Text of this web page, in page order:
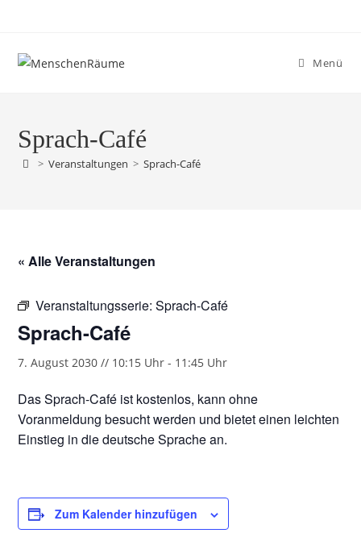
Menü
Sprach-Café
> Veranstaltungen > Sprach-Café
« Alle Veranstaltungen
Veranstaltungsserie:Sprach-Café
Sprach-Café
7. August 2030 // 10:15 Uhr - 11:45 Uhr
Das Sprach-Café ist kostenlos, kann ohne
Voranmeldung besucht werden und bietet einen leichten
Einstieg in die deutsche Sprache an.
Zum Kalender hinzufügen